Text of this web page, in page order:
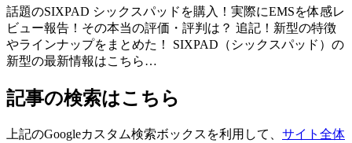
話題のSIXPAD シックスパッドを購入！実際にEMSを体感レ
ビュー報告！その本当の評価・評判は？ 追記！新型の特徴
やラインナップをまとめた！ SIXPAD（シックスパッド）の
新型の最新情報はこちら…
記事の検索はこちら
上記のGoogleカスタム検索ボックスを利用して、 サイト全体